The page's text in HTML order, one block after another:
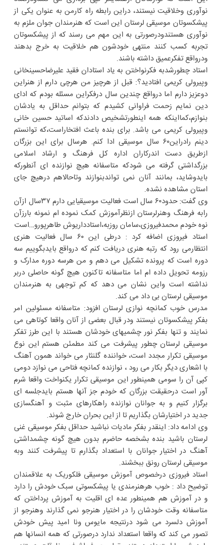
نوآوری وخلاقیت نیستند، دراین رابطه راه کارمن به عنوان یکی از
پیشکسوتان موسیقی لرستان این است که هنرمندان جوان ملزم به
نوآوری هستندودرصورتی به این مهم می رسند که از پیشکسوتان
تجربه کسب کنند منتهی خودشون هم خلاقیت به خرج بدهند
ودرواقع تفکرعمیق داشته باشند.
استاد چطورشدبه فکرنواختن به یاد استادان فقید علیرضاحسینخانی
وپیرولی کریمی افتادید؟: قبل از هرچیز من هرچی دارم از هنراین
دوعزیز دارم اما درواقع چندین سال درفکراین مسئله بودم که ادای
دین نمایم زحمت فراوانی کشیدم که بتوانم حداقل به یادشان
بنوازم،کمااینکه همه اینطورتشخیص دادندکه اساتید حسین خانی
وپیرولی کریمی می باشد. برای بنده باعث افتخاراست،که توانستم
دینم رادراین۶۰ سال موسیقی ادا کنم. هرسال برای این بزرگان
ازطریق دست اندرکاران اداره کل فرهنگ و ارشاد اسلامی
بزرگداشتی گرفته می شودکه متاسفانه هیچ نوازنده ای آنطورکه
بایدوشاید، بمانند آنان نمی تواندبنوازند وتاحالاهم درهیچ جای
استان مشاهده نشده.
وی گفت: حدود۶۰ سال است فعالیت موسیقیایی دارم ۳۷سال ازآن
رابه فرهنگ وهنرلرستان ازنظرآموزش کمک نموده ام نمونه بارزآن
نوه خودم محمدفیروزی،سامان روزبه،استادداریوش طاهرپورو…است
استاد فیروزی اضافه کرد : درطی این ۶۰ سال فعالیت هنری
انتظارمی رود که رتبه هنری دریافت کنم که درواقع بایدبگوییم سه
دوره است که پرونده تشکیل می دهم و من هرسه دوره مدارک و
رزومه تحویل داده ام اما متاسفانه تاکنون هیچ گونه حاصلی دربر
نداشته است واین نشان می دهد که کم توجهی به هنرمندان
موسیقی لرستان بی داد می کند.
مدرس خوب کمانچه نوازی لرستان افزود: متاسفانه مسئولین امر
بفکر پیشکسوتان نیستند ودر قبال بعضی از آنان واقعا کوتاهی می
نمایند و تنها بفکر نور چشمیهای خودشان هستند با این طرز تفکر
موسیقی لرستان چطور پیشرفت می کند مطمئن هستم این نوع
موسیقی تکرار مجدد است، خواننده گلنثار می خواند همون آهنگ
با اشعاری دیگر بکار می رود ، نوازنده کمانچه فتاحی می نوازد دومی
کپی آن را سومی همینطور این موسیقی تکرار یکنواخت واقعا شرم
آور است درحقیقت بزرگان که خودم جز آنها هستم بایدجلسه ای
برگزار کنیم و به جوانان نوازنده راهکارهای مثبت و آهنگسازی
جدید در اختیارشان بگذاریم تا از این بحران خارج شوند.
وی ادامه داد: اینقدر بفکر مادیات نباشید حداقل بفکر موسیقی غنی
لرستان باشید بنده بشخصه حاضرم بدون هیچ گونه چشمداشتی
آهنگ در اختیار جوانان با استعداد بگذارم تا پیشرفت کنند وبه
موسیقی لرستان رونق ببخشند.
استاد فیروزی درخصوص آموزش موسیقی فلکوریک به علاقمندان
توضیح داد : خوب هرهنرمندی یا پیشکسوتی سبک خودش را دارد
و در آموزش هم همینطور عده ای اقلیت به آموزش پرداختن که
متاسفانه وقت خودشان را در اختیار هنرجو نمی گذارند وهنرجو از
آموزش دلسرد می شود درنتیجه مایوس ونا امید پیش خودش
تصور می کند که واقعا استعداد ندارد درصورتی که همه انسانها هم